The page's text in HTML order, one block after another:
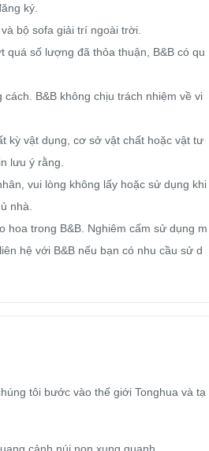
ký.
bộ sofa giải trí ngoài trời.
quá số lượng đã thỏa thuận, B&B có qu
B&B không chịu trách nhiệm về vi
kỳ vật dụng, cơ sở vật chất hoặc vật tư
lưu ý rằng.
vui lòng không lấy hoặc sử dụng khi
nhà.
hoa trong B&B. Nghiêm cấm sử dụng m
hệ với B&B nếu bạn có nhu cầu sử d
tôi bước vào thế giới Tonghua và tạ
cảnh núi non xung quanh.